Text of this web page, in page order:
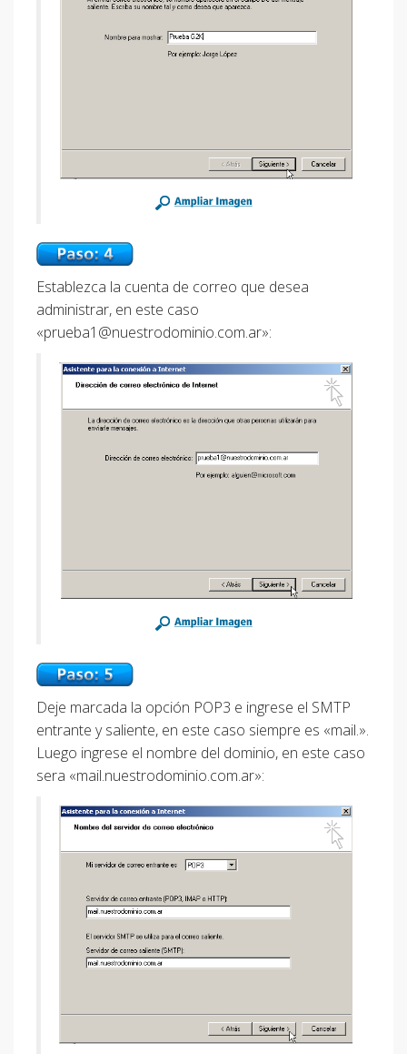
Establezca la cuenta de correo que desea
administrar, en este caso
«prueba1@nuestrodominio.com.ar»:
Deje marcada la opción POP3 e ingrese el SMTP
entrante y saliente, en este caso siempre es «mail.».
Luego ingrese el nombre del dominio, en este caso
sera «mail.nuestrodominio.com.ar»: